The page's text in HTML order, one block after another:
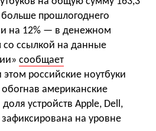
прошлогоднего
и на 12% — в денежном
ссылкой на данные
сообщает
российские ноутбуки
американские
устройств Apple, Dell,
зафиксирована на уровне